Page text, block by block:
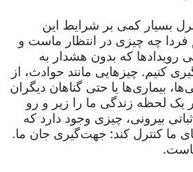
بسیار کمی بر شرایط این
فردا چه چیزی در انتظار ماست و
رویدادها که بدون هشدار به
کنیم. چیزهایی مانند حوادث، از
بیماری‌ها یا حتی گناهان دیگران
یک لحظه زندگی ما را زیر و رو
بیرونی، چیزی وجود دارد که
ما کنترل کند: جهت‌گیری جان ما.